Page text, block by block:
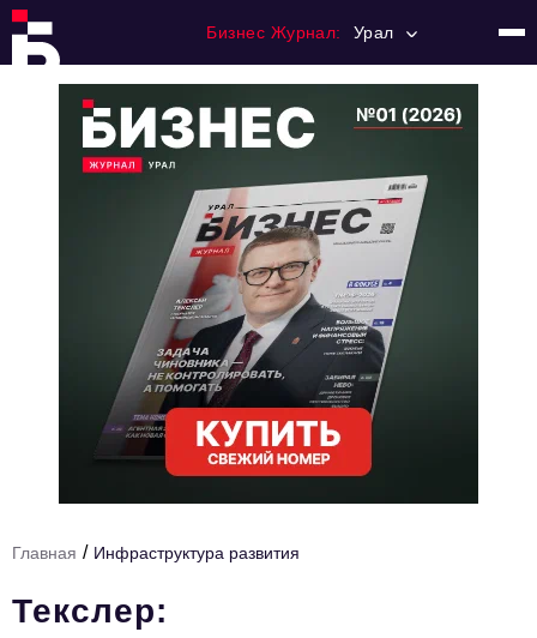
Бизнес Журнал: Урал
Тема номера
Инфраструктура развития
Технологии и тренды
Главная / Инфраструктура развития
Текслер: